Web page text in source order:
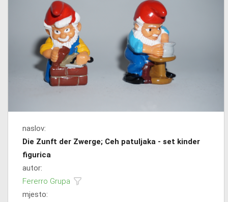
naslov:
Die Zunft der Zwerge; Ceh patuljaka - set kinder
figurica
autor:
Fererro Grupa
mjesto: